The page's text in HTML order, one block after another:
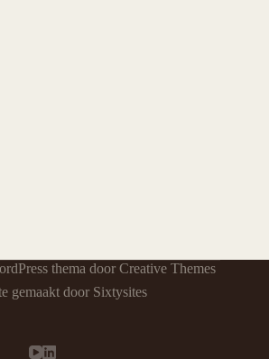
thema door Creative Themes
gemaakt door Sixtysites